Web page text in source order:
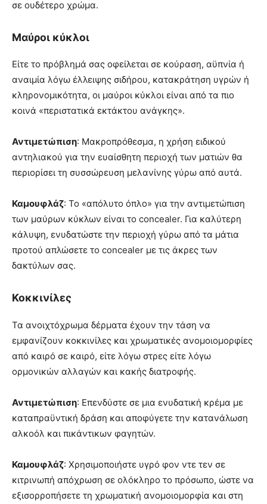
σε ουδέτερο χρώμα.
Μαύροι κύκλοι
Είτε το πρόβλημά σας οφείλεται σε κούραση, αϋπνία ή
αναιμία λόγω έλλειψης σιδήρου, κατακράτηση υγρών ή
κληρονομικότητα, οι μαύροι κύκλοι είναι από τα πιο
κοινά «περιστατικά εκτάκτου ανάγκης».
Αντιμετώπιση: Μακροπρόθεσμα, η χρήση ειδικού
αντηλιακού για την ευαίσθητη περιοχή των ματιών θα
περιορίσει τη συσσώρευση μελανίνης γύρω από αυτά.
Καμουφλάζ: Το «απόλυτο όπλο» για την αντιμετώπιση
των μαύρων κύκλων είναι το concealer. Για καλύτερη
κάλυψη, ενυδατώστε την περιοχή γύρω από τα μάτια
προτού απλώσετε το concealer με τις άκρες των
δακτύλων σας.
Κοκκινίλες
Τα ανοιχτόχρωμα δέρματα έχουν την τάση να
εμφανίζουν κοκκινίλες και χρωματικές ανομοιομορφίες
από καιρό σε καιρό, είτε λόγω στρες είτε λόγω
ορμονικών αλλαγών και κακής διατροφής.
Αντιμετώπιση: Επενδύστε σε μια ενυδατική κρέμα με
καταπραϋντική δράση και αποφύγετε την κατανάλωση
αλκοόλ και πικάντικων φαγητών.
Καμουφλάζ: Χρησιμοποιήστε υγρό φον ντε τεν σε
κιτρινωπή απόχρωση σε ολόκληρο το πρόσωπο, ώστε να
εξισορροπήσετε τη χρωματική ανομοιομορφία και στη